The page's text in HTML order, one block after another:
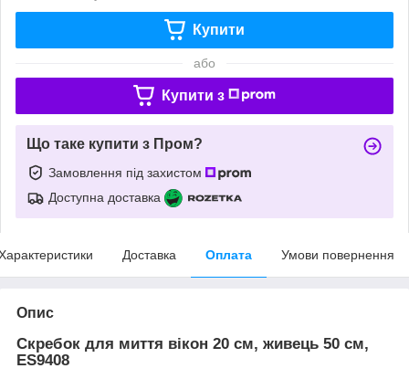
Купити
або
Купити з
Що таке купити з Пром?
Замовлення під захистом
Доступна доставка
Доставка Оплата Умови повернення
Опис
Скребок для миття вікон 20 см, живець 50 см,
ES9408